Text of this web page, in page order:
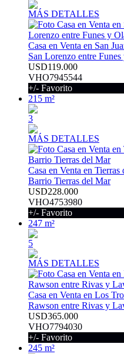
MÁS DETALLES
Casa en Venta en San
San Lorenzo entre
USD119.000
VHO7945544
+/- Favorito
215 m²
3
MÁS DETALLES
Casa en Venta en
Barrio Tierras del Mar
USD228.000
VHO4753980
+/- Favorito
247 m²
5
MÁS DETALLES
Casa en Venta en Los
Rawson entre Rivas y
USD365.000
VHO7794030
+/- Favorito
245 m²